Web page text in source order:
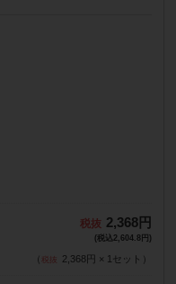
2,368円
(税込2,604.8円)
（ 2,368円 × 1 セット ）